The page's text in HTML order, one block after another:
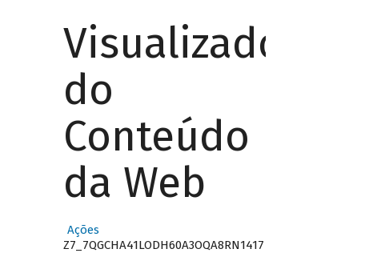
Visualizador
do
Conteúdo
da Web
Ações
Z7_7QGCHA41LODH60A3OQA8RN1417